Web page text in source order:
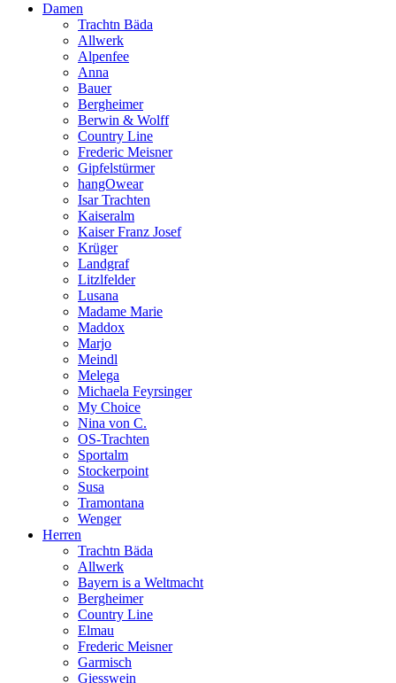
Damen
Trachtn Bäda
Allwerk
Alpenfee
Anna
Bauer
Bergheimer
Berwin & Wolff
Country Line
Frederic Meisner
Gipfelstürmer
hangOwear
Isar Trachten
Kaiseralm
Kaiser Franz Josef
Krüger
Landgraf
Litzlfelder
Lusana
Madame Marie
Maddox
Marjo
Meindl
Melega
Michaela Feyrsinger
My Choice
Nina von C.
OS-Trachten
Sportalm
Stockerpoint
Susa
Tramontana
Wenger
Herren
Trachtn Bäda
Allwerk
Bayern is a Weltmacht
Bergheimer
Country Line
Elmau
Frederic Meisner
Garmisch
Giesswein